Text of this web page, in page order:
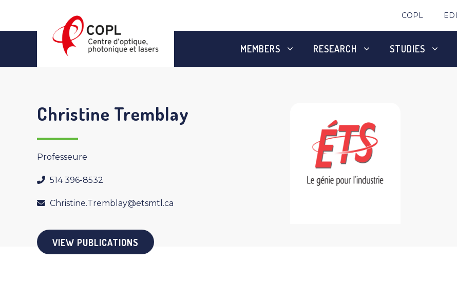
COPL EDI
MEMBERS RESEARCH STUDIES
Christine Tremblay
Professeure
514 396-8532
Christine.Tremblay@etsmtl.ca
VIEW PUBLICATIONS